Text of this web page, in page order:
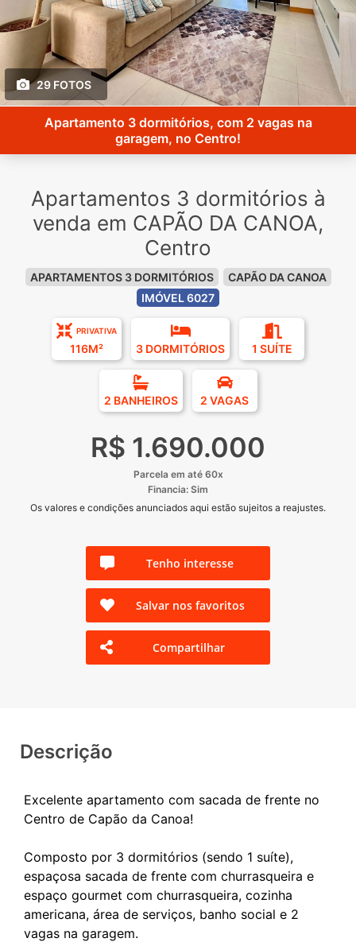
29 FOTOS
Apartamento 3 dormitórios, com 2 vagas na
garagem, no Centro!
Apartamentos 3 dormitórios à
venda em CAPÃO DA CANOA,
Centro
APARTAMENTOS 3 DORMITÓRIOS
CAPÃO DA CANOA
IMÓVEL 6027
PRIVATIVA
116M² 3 DORMITÓRIOS 1 SUÍTE
2 BANHEIROS 2 VAGAS
R$ 1.690.000
Parcela em até 60x
Financia: Sim
Os valores e condições anunciados aqui estão sujeitos a reajustes.
Tenho interesse
Salvar nos favoritos
Compartilhar
Descrição
Excelente apartamento com sacada de frente no
Centro de Capão da Canoa!
Composto por 3 dormitórios (sendo 1 suíte),
espaçosa sacada de frente com churrasqueira e
espaço gourmet com churrasqueira, cozinha
americana, área de serviços, banho social e 2
vagas na garagem.